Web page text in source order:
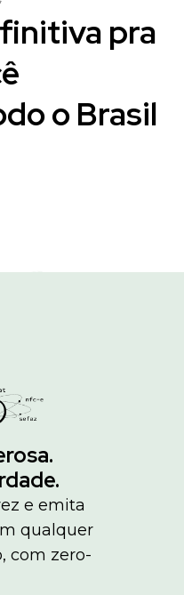
pra
o Brasil
e emita
qualquer
com zero-